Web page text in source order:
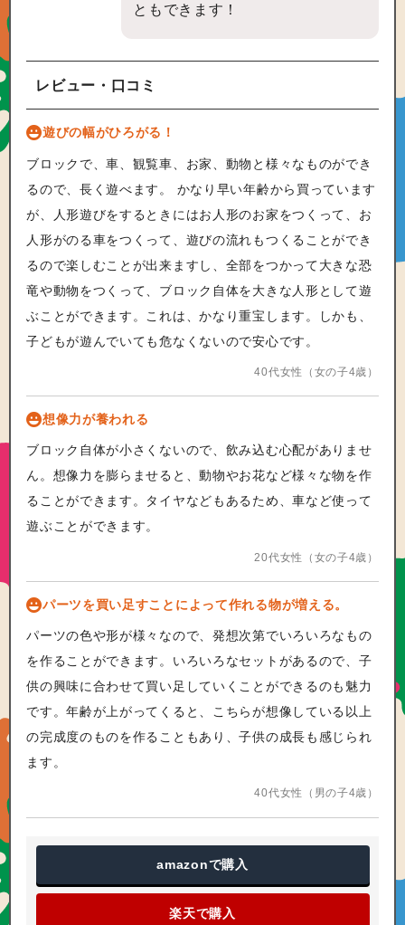
ともできます！
レビュー・口コミ
遊びの幅がひろがる！
ブロックで、車、観覧車、お家、動物と様々なものができ
るので、長く遊べます。 かなり早い年齢から買っています
が、人形遊びをするときにはお人形のお家をつくって、お
人形がのる車をつくって、遊びの流れもつくることができ
るので楽しむことが出来ますし、全部をつかって大きな恐
竜や動物をつくって、ブロック自体を大きな人形として遊
ぶことができます。これは、かなり重宝します。しかも、
子どもが遊んでいても危なくないので安心です。
40代女性（女の子4歳）
想像力が養われる
ブロック自体が小さくないので、飲み込む心配がありませ
ん。想像力を膨らませると、動物やお花など様々な物を作
ることができます。タイヤなどもあるため、車など使って
遊ぶことができます。
20代女性（女の子4歳）
パーツを買い足すことによって作れる物が増える。
パーツの色や形が様々なので、発想次第でいろいろなもの
を作ることができます。いろいろなセットがあるので、子
供の興味に合わせて買い足していくことができるのも魅力
です。年齢が上がってくると、こちらが想像している以上
の完成度のものを作ることもあり、子供の成長も感じられ
ます。
40代女性（男の子4歳）
amazonで購入
楽天で購入